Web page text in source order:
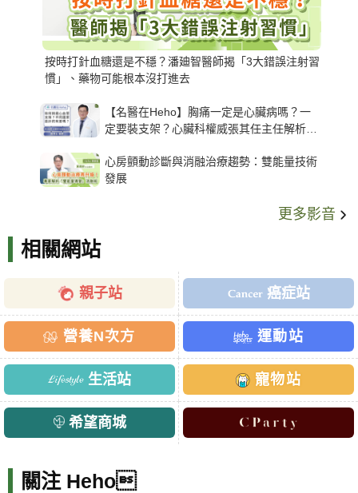
按時打針血糖還是不穩？潘廸智醫師揭「3大錯誤注射習
慣」、藥物可能根本沒打進去
【名醫在Heho】胸痛一定是心臟病嗎？一
定要裝支架？心臟科權威張其任主任解析支
心房顫動診斷與消融治療趨勢：雙能量技術
發展
更多影音
相關網站
親子站 癌症站
營養N次方 運動站
生活站 寵物站
希望商城
關注 Heho